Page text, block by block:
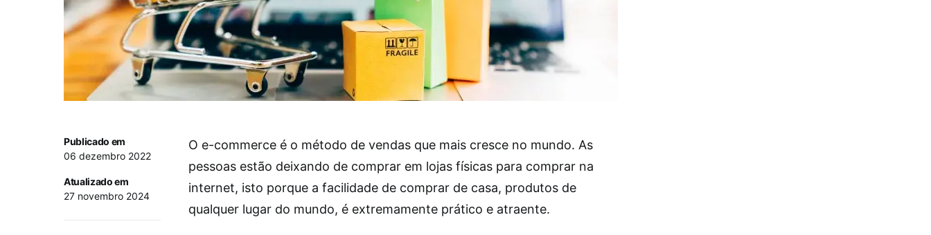
Publicado em
06 dezembro 2022
Atualizado em
27 novembro 2024
O e-commerce é o método de vendas que mais cresce no mundo. As
pessoas estão deixando de comprar em lojas físicas para comprar na
internet, isto porque a facilidade de comprar de casa, produtos de
qualquer lugar do mundo, é extremamente prático e atraente.